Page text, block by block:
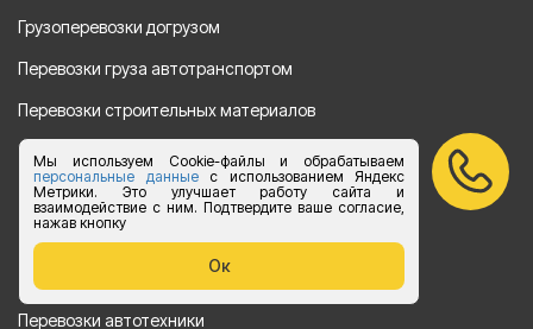
Мы используем Cookie-файлы и обрабатываем
персональные данныес использованием Яндекс
Метрики. Это улучшает работу сайта и
взаимодействие с ним. Подтвердите ваше согласие,
нажав кнопку
Ок
Грузоперевозки догрузом
Перевозки груза автотранспортом
Перевозки строительных материалов
Перевозка оборудования
Перевозка продуктов питания
Переезд
Рефрежераторные перевозки
Перевозки автотехники